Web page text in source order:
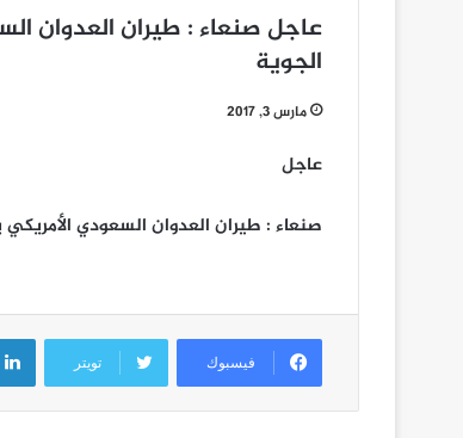
عاجل صنعاء : طيران العدوان
الجوية
مارس 3, 2017
عاجل
صنعاء : طيران العدوان السعودي
فيسبوك تويتر